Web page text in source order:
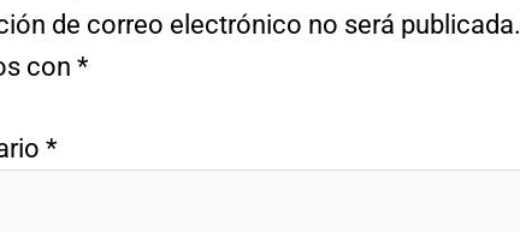
de correo electrónico no será publicada.
con *
*